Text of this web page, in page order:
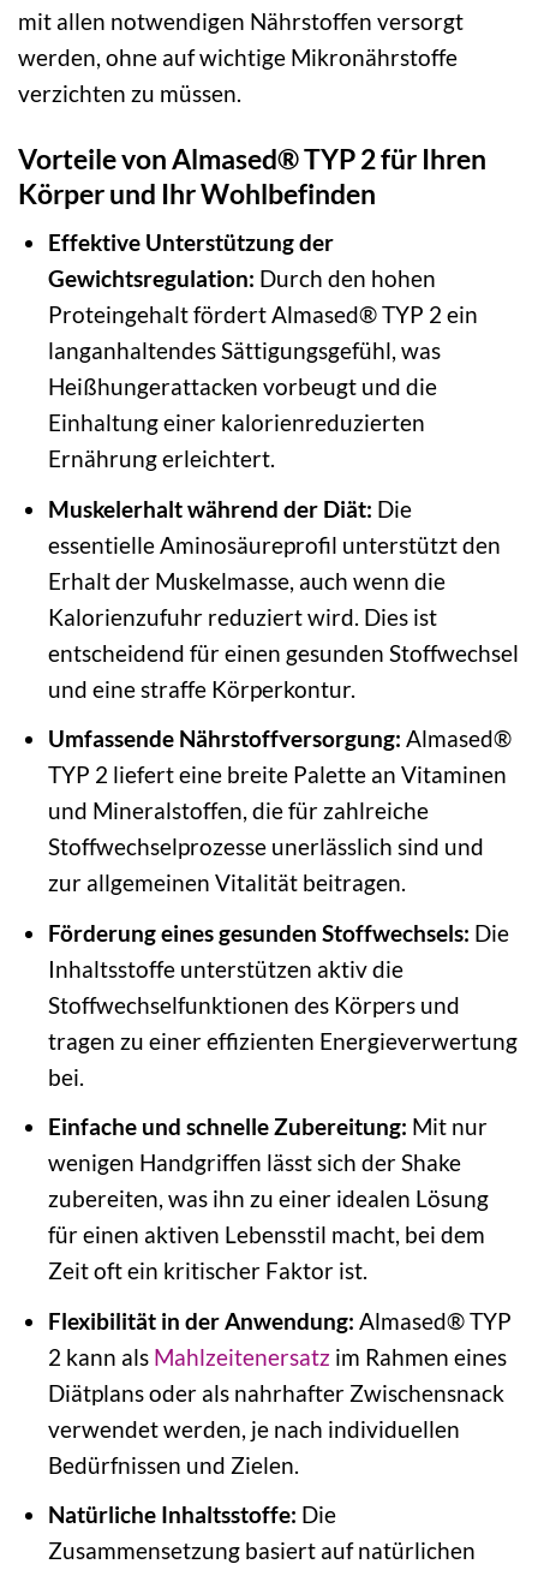
mit allen notwendigen Nährstoffen versorgt
werden, ohne auf wichtige Mikronährstoffe
verzichten zu müssen.
Vorteile von Almased® TYP 2 für Ihren
Körper und Ihr Wohlbefinden
Effektive Unterstützung der
Gewichtsregulation: Durch den hohen
Proteingehalt fördert Almased® TYP 2 ein
langanhaltendes Sättigungsgefühl, was
Heißhungerattacken vorbeugt und die
Einhaltung einer kalorienreduzierten
Ernährung erleichtert.
Muskelerhalt während der Diät: Die
essentielle Aminosäureprofil unterstützt den
Erhalt der Muskelmasse, auch wenn die
Kalorienzufuhr reduziert wird. Dies ist
entscheidend für einen gesunden Stoffwechsel
und eine straffe Körperkontur.
Umfassende Nährstoffversorgung: Almased®
TYP 2 liefert eine breite Palette an Vitaminen
und Mineralstoffen, die für zahlreiche
Stoffwechselprozesse unerlässlich sind und
zur allgemeinen Vitalität beitragen.
Förderung eines gesunden Stoffwechsels: Die
Inhaltsstoffe unterstützen aktiv die
Stoffwechselfunktionen des Körpers und
tragen zu einer effizienten Energieverwertung
bei.
Einfache und schnelle Zubereitung: Mit nur
wenigen Handgriffen lässt sich der Shake
zubereiten, was ihn zu einer idealen Lösung
für einen aktiven Lebensstil macht, bei dem
Zeit oft ein kritischer Faktor ist.
Flexibilität in der Anwendung: Almased® TYP
2 kann als Mahlzeitenersatzim Rahmen eines
Diätplans oder als nahrhafter Zwischensnack
verwendet werden, je nach individuellen
Bedürfnissen und Zielen.
Natürliche Inhaltsstoffe: Die
Zusammensetzung basiert auf natürlichen